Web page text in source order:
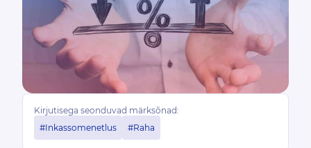
Kirjutisega seonduvad märksõnad:
#Inkassomenetlus
#Raha